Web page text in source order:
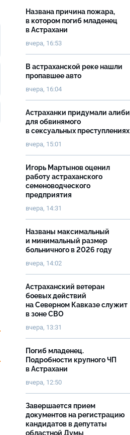
Названа причина пожара,
в котором погиб младенец
в Астрахани
вчера, 16:53
В астраханской реке нашли
пропавшее авто
вчера, 16:04
Астраханки придумали алиби
для обвинямого
в сексуальных преступлениях
вчера, 15:01
Игорь Мартынов оценил
работу астраханского
семеноводческого
предприятия
вчера, 14:31
Названы максимальный
и минимальный размер
больничного в 2026 году
вчера, 14:02
Астраханский ветеран
боевых действий
на Северном Кавказе служит
в зоне СВО
вчера, 13:31
Погиб младенец.
Подробности крупного ЧП
в Астрахани
вчера, 12:50
Завершается прием
документов на регистрацию
кандидатов в депутаты
областной Думы